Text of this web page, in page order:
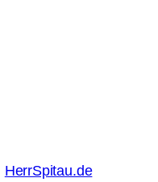
HerrSpitau.de